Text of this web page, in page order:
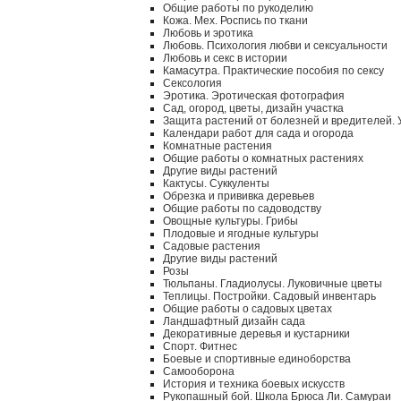
Общие работы по рукоделию
Кожа. Мех. Роспись по ткани
Любовь и эротика
Любовь. Психология любви и сексуальности
Любовь и секс в истории
Камасутра. Практические пособия по сексу
Сексология
Эротика. Эротическая фотография
Сад, огород, цветы, дизайн участка
Защита растений от болезней и вредителей.
Календари работ для сада и огорода
Комнатные растения
Общие работы о комнатных растениях
Другие виды растений
Кактусы. Суккуленты
Обрезка и прививка деревьев
Общие работы по садоводству
Овощные культуры. Грибы
Плодовые и ягодные культуры
Садовые растения
Другие виды растений
Розы
Тюльпаны. Гладиолусы. Луковичные цветы
Теплицы. Постройки. Садовый инвентарь
Общие работы о садовых цветах
Ландшафтный дизайн сада
Декоративные деревья и кустарники
Спорт. Фитнес
Боевые и спортивные единоборства
Самооборона
История и техника боевых искусств
Рукопашный бой. Школа Брюса Ли. Самураи